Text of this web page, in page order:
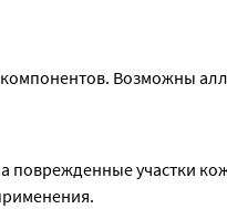
Возможны
поврежденные участки